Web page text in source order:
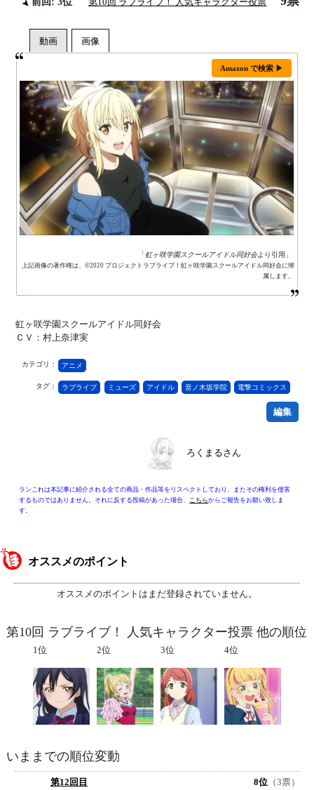
Amazon で検索 ▶
「虹ヶ咲学園スクールアイドル同好会より引用」
上記画像の著作権は、©2020 プロジェクトラブライブ！虹ヶ咲学園スクールアイドル同好会に帰
属します。
虹ヶ咲学園スクールアイドル同好会
ＣＶ：村上奈津実
カテゴリ： アニメ
タグ： ラブライブ ミューズ アイドル 音ノ木坂学院 電撃コミックス
編集
ろくまるさん
ランこれは本記事に紹介される全ての商品・作品等をリスペクトしており、またその権利を侵害
するものではありません。それに反する投稿があった場合、
こちらからご報告をお願い致しま
す。
オススメのポイント
オススメのポイントはまだ登録されていません。
第10回 ラブライブ！ 人気キャラクター投票 他の順位
1位 2位 3位 4位
いままでの順位変動
第12回目 8位 （3票）